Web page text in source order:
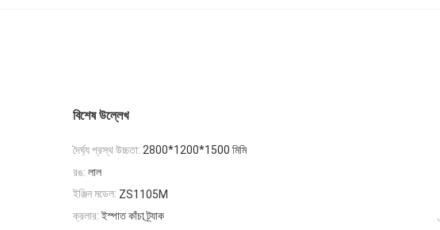
বিশেষ উল্লেখ
দৈর্ঘ্য প্রস্থ উচ্চতা: 2800*1200*1500 মিমি
রঙ: লাল
ইঞ্জিন মডেল: ZS1105M
ক্রলার: ইস্পাত কাঁচা ট্র্যাক